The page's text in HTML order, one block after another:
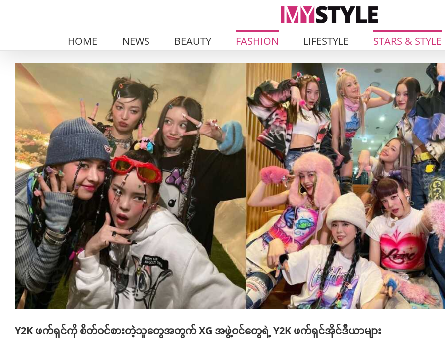
HOME NEWS BEAUTY FASHION LIFESTYLE STARS & STYLE
View
Larger
Y2K ဖက်ရှင်ကို စိတ်ဝင်စားတဲ့သူတွေအတွက် XG အဖွဲ့ဝင်တွေရဲ့ Y2K ဖက်ရှင်အိုင်ဒီယာများ